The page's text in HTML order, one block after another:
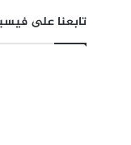
تابعنا على